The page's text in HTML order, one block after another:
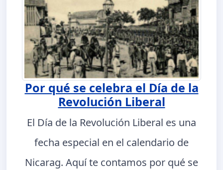
Por qué se celebra el Día de la
Revolución Liberal
El Día de la Revolución Liberal es una
fecha especial en el calendario de
Nicarag. Aquí te contamos por qué se